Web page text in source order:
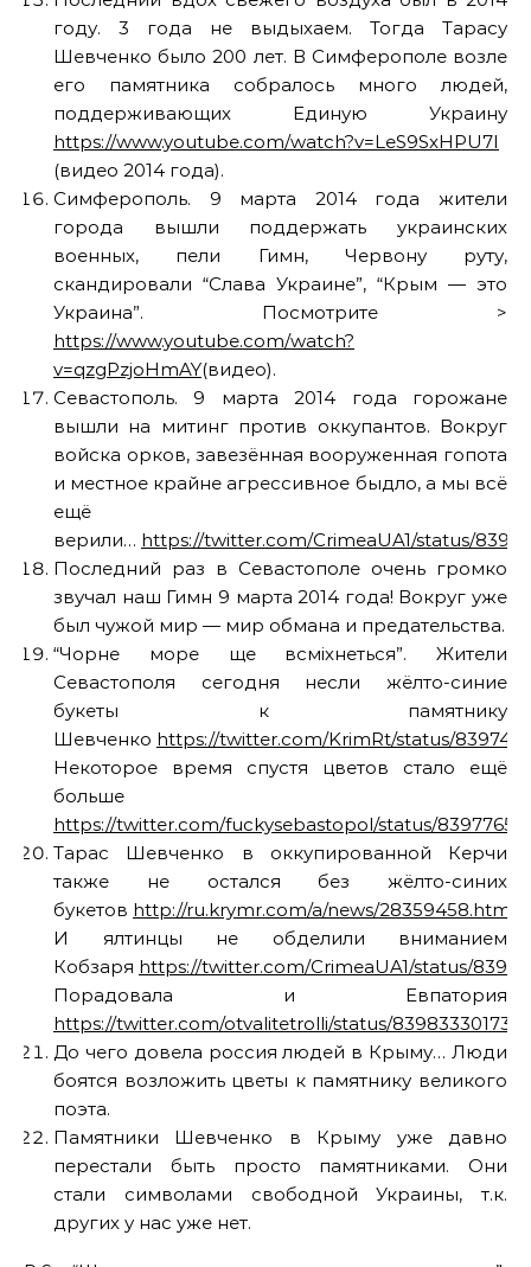
году. 3 года не выдыхаем. Тогда Тарасу
Шевченко было 200 лет. В Симферополе возле
его памятника собралось много людей,
поддерживающих Единую Украину
https://www.youtube.com/watch?v=LeS9SxHPU7I
(видео 2014 года).
Симферополь. 9 марта 2014 года жители
города вышли поддержать украинских
военных, пели Гимн, Червону руту,
скандировали “Слава Украине”, “Крым — это
Украина”. Посмотрите >
https://www.youtube.com/watch?
v=qzgPzjoHmAY(видео).
Севастополь. 9 марта 2014 года горожане
вышли на митинг против оккупантов. Вокруг
войска орков, завезённая вооруженная гопота
и местное крайне агрессивное быдло, а мы всё
ещё
верили… https://twitter.com/CrimeaUA1/status/
Последний раз в Севастополе очень громко
звучал наш Гимн 9 марта 2014 года! Вокруг уже
был чужой мир — мир обмана и предательства.
“Чорне море ще всміхнеться”. Жители
Севастополя сегодня несли жёлто-синие
букеты к памятнику
Шевченко https://twitter.com/KrimRt/status/
Некоторое время спустя цветов стало ещё
больше
https://twitter.com/fuckysebastopol/status/
Тарас Шевченко в оккупированной Керчи
также не остался без жёлто-синих
букетов http://ru.krymr.com/a/news/28359458.html
И ялтинцы не обделили вниманием
Кобзаря https://twitter.com/CrimeaUA1/status/
Порадовала и Евпатория
https://twitter.com/otvalitetrolli/status/
До чего довела россия людей в Крыму… Люди
боятся возложить цветы к памятнику великого
поэта.
Памятники Шевченко в Крыму уже давно
перестали быть просто памятниками. Они
стали символами свободной Украины, т.к.
других у нас уже нет.